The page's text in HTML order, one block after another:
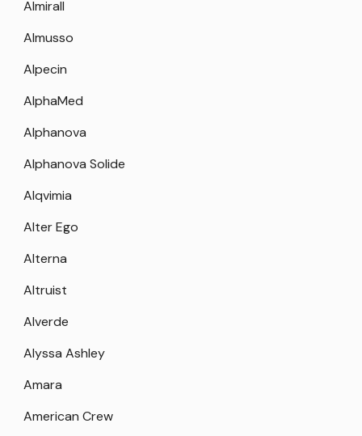
Almirall
Almusso
Alpecin
AlphaMed
Alphanova
Alphanova Solide
Alqvimia
Alter Ego
Alterna
Altruist
Alverde
Alyssa Ashley
Amara
American Crew